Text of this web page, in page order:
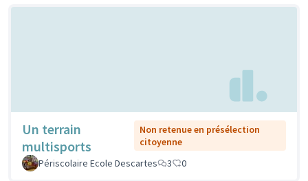
Un terrain
multisports
Non retenue en présélection
citoyenne
Périscolaire Ecole Descartes
3 0